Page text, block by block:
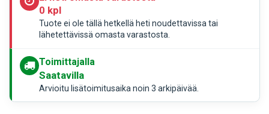
0 kpl
Tuote ei ole tällä hetkellä heti noudettavissa tai
lähetettävissä omasta varastosta.
Toimittajalla
Saatavilla
Arvioitu lisätoimitusaika noin 3 arkipäivää.